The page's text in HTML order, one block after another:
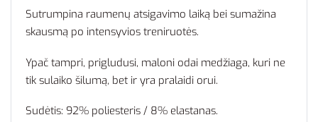
Sutrumpina raumenų atsigavimo laiką bei sumažina
skausmą po intensyvios treniruotės.
Ypač tampri, prigludusi, maloni odai medžiaga, kuri ne
tik sulaiko šilumą, bet ir yra pralaidi orui.
Sudėtis: 92% poliesteris / 8% elastanas.